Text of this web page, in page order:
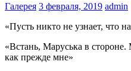
Галерея 3 февраля, 2019 admin
«Пусть никто не узнает, что
«Встань, Маруська в
как прежде мне»